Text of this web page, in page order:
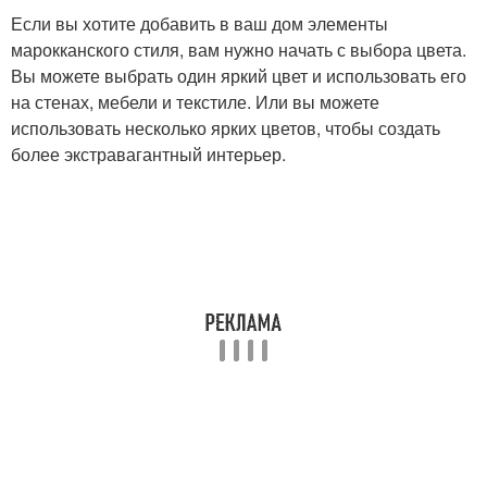
Если вы хотите добавить в ваш дом элементы
марокканского стиля, вам нужно начать с выбора цвета.
Вы можете выбрать один яркий цвет и использовать его
на стенах, мебели и текстиле. Или вы можете
использовать несколько ярких цветов, чтобы создать
более экстравагантный интерьер.